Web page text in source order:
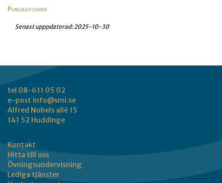
Publikationer
Senast upppdaterad:2025-10-30
tel 08-611 05 02
e-post info@smi.se
Alfred Nobels allé 15
141 52 Huddinge
Kontakt
Hitta till oss
Övningsundervisning
Lediga tjänster